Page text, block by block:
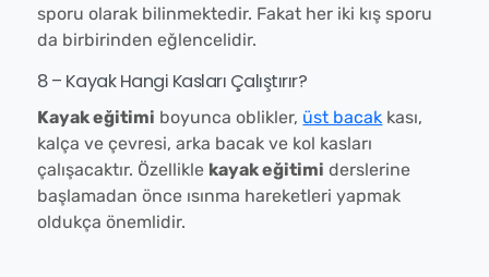
sporu olarak bilinmektedir. Fakat her iki kış sporu
da birbirinden eğlencelidir.
8 – Kayak Hangi Kasları Çalıştırır?
Kayak eğitimi boyunca oblikler, üst bacak kası,
kalça ve çevresi, arka bacak ve kol kasları
çalışacaktır. Özellikle kayak eğitimi derslerine
başlamadan önce ısınma hareketleri yapmak
oldukça önemlidir.